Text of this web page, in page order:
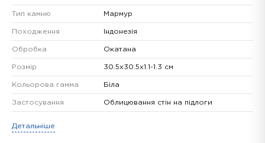
Тип камню Мармур
Походження Індонезія
Обробка Окатана
Розмір 30.5х30.5х1.1-1.3 см
Кольорова гамма Біла
Застосування Облицювання стін на підлоги
Детальніше